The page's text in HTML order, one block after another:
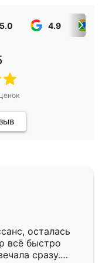
5.0 4.9
осталась
всё быстро
сразу.